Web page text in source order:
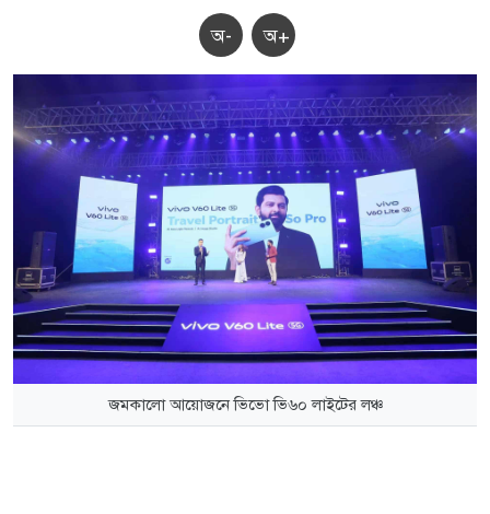
অ- অ+
জমকালো আয়োজনে ভিভো ভি৬০ লাইটের লঞ্চ